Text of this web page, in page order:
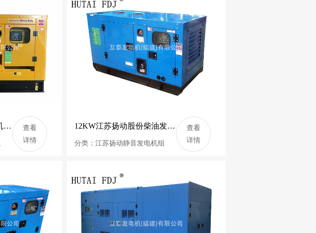
15KW江苏扬动柴油发电机组 18.75KVA静音发电机 互泰发电机 YSD490D
查看
详情
12KW江苏扬动股份柴油发电机组 15KVA静音发电机 YND485D
分类：江苏扬动静音发电机组
查看
详情